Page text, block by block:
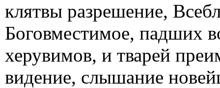
клятвы разрешение,
Боговместимое, падших
херувимов, и тварей
видение, слышание